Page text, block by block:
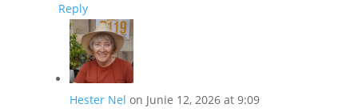
Reply
Hester Nel on Junie 12, 2026 at 9:09